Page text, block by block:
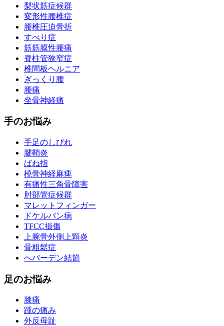
梨状筋症候群
変形性腰椎症
腰椎圧迫骨折
すべり症
筋筋膜性腰痛
脊柱管狭窄症
椎間板ヘルニア
ぎっくり腰
腰痛
坐骨神経痛
手のお悩み
手足のしびれ
腱鞘炎
ばね指
橈骨神経麻痺
有痛性三角骨障害
肘部管症候群
マレットフィンガー
ドケルバン病
TFCC損傷
上腕骨外側上顆炎
骨粗鬆症
へバーデン結節
足のお悩み
膝痛
踵の痛み
外反母趾